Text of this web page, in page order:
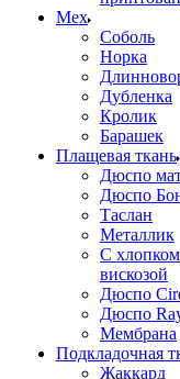
Мех
Соболь
Норка
Дубленка
Кролик
Барашек
Плащевая ткань
Дюспо
Дюспо
Таслан
Металлик
С хлопком
вискозой
Дюспо
Дюспо
Мембрана
Подкладочная
Жаккард